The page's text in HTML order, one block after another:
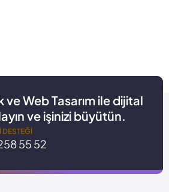
Web Tasarım ile dijital
ve işinizi büyütün.
DESTEĞI
55 52